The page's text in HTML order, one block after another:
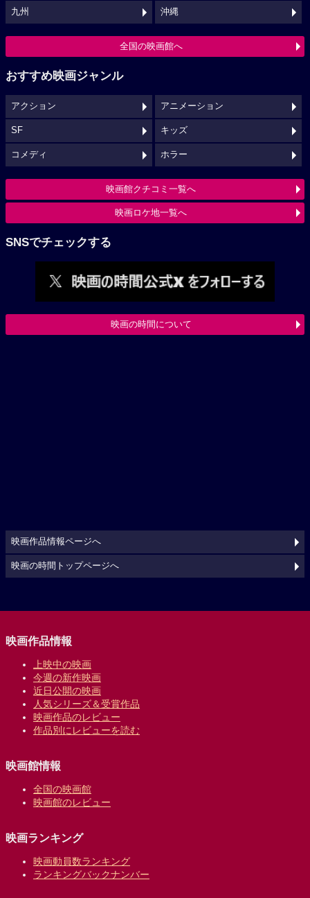
九州 沖縄
全国の映画館へ
おすすめ映画ジャンル
アクション アニメーション
SF キッズ
コメディ ホラー
映画館クチコミ一覧へ
映画ロケ地一覧へ
SNSでチェックする
映画の時間について
映画作品情報ページへ
映画の時間トップページへ
映画作品情報
上映中の映画
今週の新作映画
近日公開の映画
人気シリーズ＆受賞作品
映画作品のレビュー
作品別にレビューを読む
映画館情報
全国の映画館
映画館のレビュー
映画ランキング
映画動員数ランキング
ランキングバックナンバー